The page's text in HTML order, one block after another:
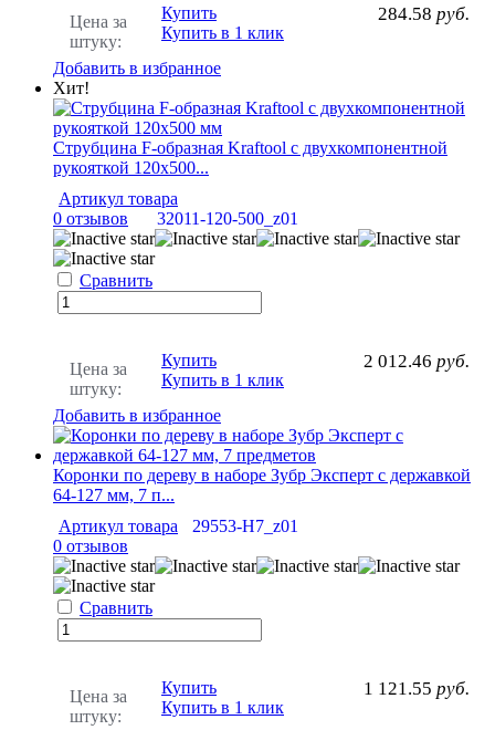
Цена за
штуку:
284.58 руб.
Купить
Купить в 1 клик
Добавить в избранное
Хит!
Струбцина F-образная Kraftool с двухкомпонентной
рукояткой 120х500...
Артикул товара
32011-120-500_z01
0 отзывов
Сравнить
Цена за
штуку:
2 012.46 руб.
Купить
Купить в 1 клик
Добавить в избранное
Коронки по дереву в наборе Зубр Эксперт с державкой
64-127 мм, 7 п...
Артикул товара
29553-H7_z01
0 отзывов
Сравнить
Цена за
штуку:
1 121.55 руб.
Купить
Купить в 1 клик